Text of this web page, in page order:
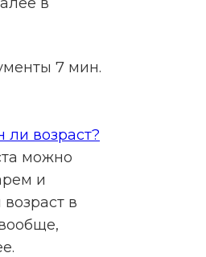
7 мин.
ли возраст?
можно
и
в